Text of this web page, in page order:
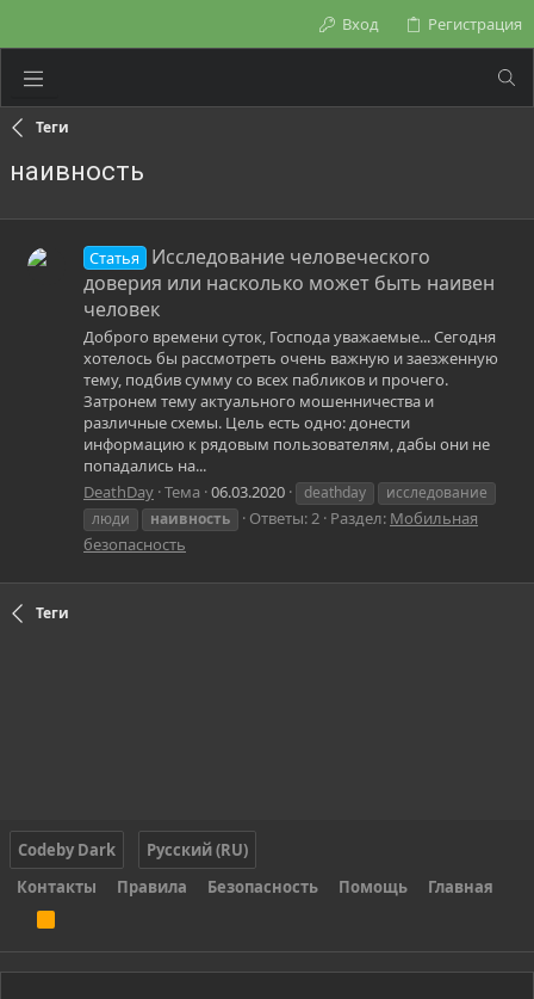
Вход Регистрация
Теги
наивность
Статья
Исследование человеческого
доверия или насколько может быть наивен
человек
Доброго времени суток, Господа уважаемые... Сегодня
хотелось бы рассмотреть очень важную и заезженную
тему, подбив сумму со всех пабликов и прочего.
Затронем тему актуального мошенничества и
различные схемы. Цель есть одно: донести
информацию к рядовым пользователям, дабы они не
попадались на...
DeathDay Тема 06.03.2020 deathday
исследование
люди
наивность Ответы: 2 Раздел: Мобильная
безопасность
Теги
Codeby Dark
Русский (RU)
Контакты
Правила Безопасность Помощь Главная
S